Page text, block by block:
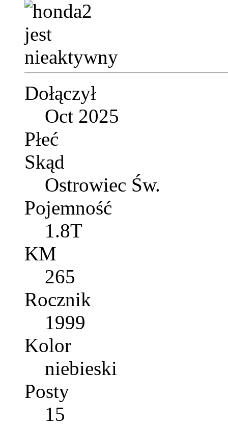
Dołączył
Oct 2025
Płeć
Skąd
Ostrowiec Św.
Pojemność
1.8T
KM
265
Rocznik
1999
Kolor
niebieski
Posty
15